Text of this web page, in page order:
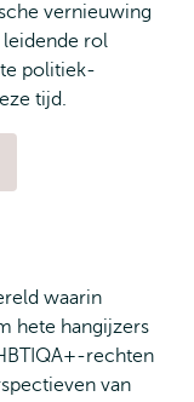
vernieuwing
rol
politiek-
tijd.
waarin
hete hangijzers
rechten
van